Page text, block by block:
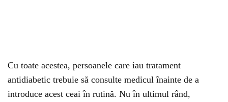
Cu toate acestea, persoanele care iau tratament
antidiabetic trebuie să consulte medicul înainte de a
introduce acest ceai în rutină. Nu în ultimul rând,